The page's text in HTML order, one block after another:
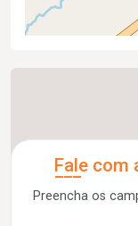
Fale com
Preencha os